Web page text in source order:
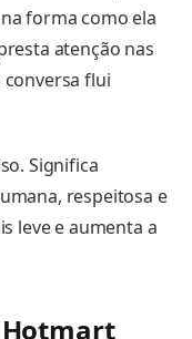
forma como ela
atenção nas
conversa flui
Significa
respeitosa e
leve e aumenta a